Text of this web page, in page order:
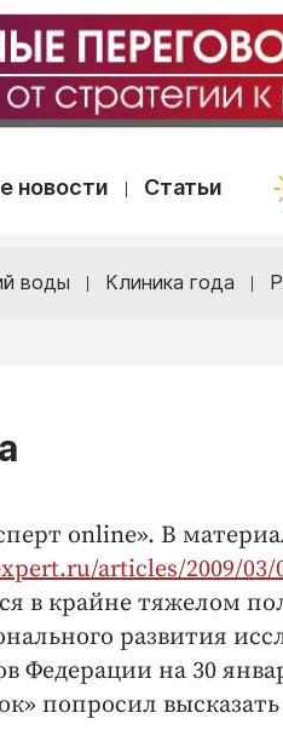
новости Статьи
воды Клиника года
online». В
articles/2009/03/
в крайне тяжелом
развития
Федерации на 30
попросил